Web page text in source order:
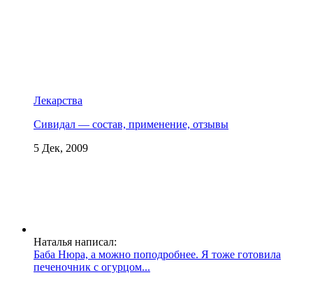
Лекарства
Сивидал — состав, применение, отзывы
5 Дек, 2009
Наталья написал:
Баба Нюра, а можно поподробнее. Я тоже готовила
печеночник с огурцом...